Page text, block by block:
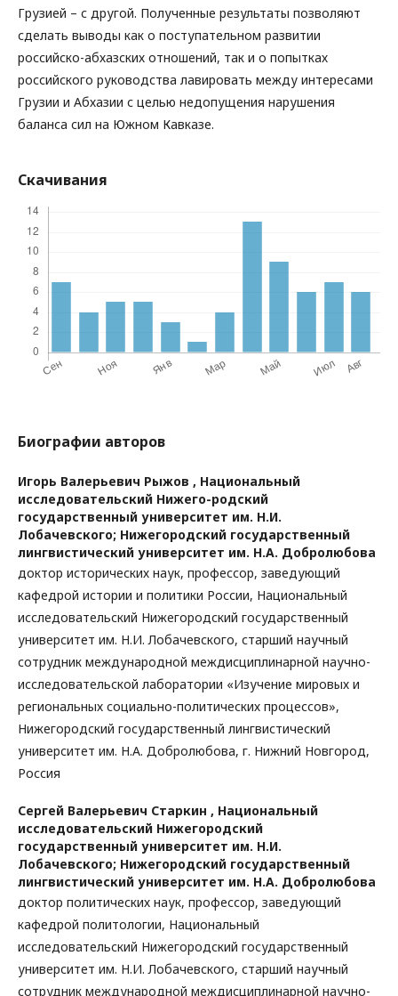
Грузией – с другой. Полученные результаты позволяют
сделать выводы как о поступательном развитии
российско-абхазских отношений, так и о попытках
российского руководства лавировать между интересами
Грузии и Абхазии с целью недопущения нарушения
баланса сил на Южном Кавказе.
Скачивания
Биографии авторов
Игорь Валерьевич Рыжов , Национальный
исследовательский Нижего-родский
государственный университет им. Н.И.
Лобачевского; Нижегородский государственный
лингвистический университет им. Н.А. Добролюбова
доктор исторических наук, профессор, заведующий
кафедрой истории и политики России, Национальный
исследовательский Нижегородский государственный
университет им. Н.И. Лобачевского, старший научный
сотрудник международной междисциплинарной научно-
исследовательской лаборатории «Изучение мировых и
региональных социально-политических процессов»,
Нижегородский государственный лингвистический
университет им. Н.А. Добролюбова, г. Нижний Новгород,
Россия
Сергей Валерьевич Старкин , Национальный
исследовательский Нижегородский
государственный университет им. Н.И.
Лобачевского; Нижегородский государственный
лингвистический университет им. Н.А. Добролюбова
доктор политических наук, профессор, заведующий
кафедрой политологии, Национальный
исследовательский Нижегородский государственный
университет им. Н.И. Лобачевского, старший научный
сотрудник международной междисциплинарной научно-